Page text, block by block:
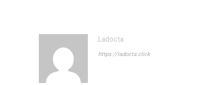
Ladocta
https://ladocta.click